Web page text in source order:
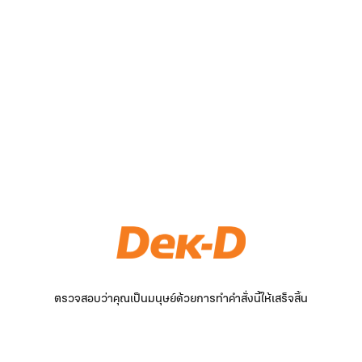
ตรวจสอบว่าคุณเป็นมนุษย์ด้วยการทำคำสั่งนี้ให้เสร็จสิ้น